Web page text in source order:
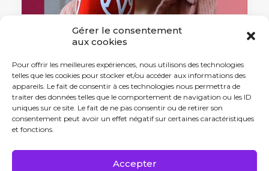
Gérer le consentement
aux cookies
Pour offrir les meilleures expériences, nous utilisons des technologies
telles que les cookies pour stocker et/ou accéder aux informations des
appareils. Le fait de consentir à ces technologies nous permettra de
traiter des données telles que le comportement de navigation ou les ID
uniques sur ce site. Le fait de ne pas consentir ou de retirer son
consentement peut avoir un effet négatif sur certaines caractéristiques
et fonctions.
Accepter
25 juin 2024
L’innovation santé vue par… Elodie
Chapel, Elixir Health
Qu'est-ce que l'innovation santé ?
Éléments de réponse avec…
by Antonin Tabard